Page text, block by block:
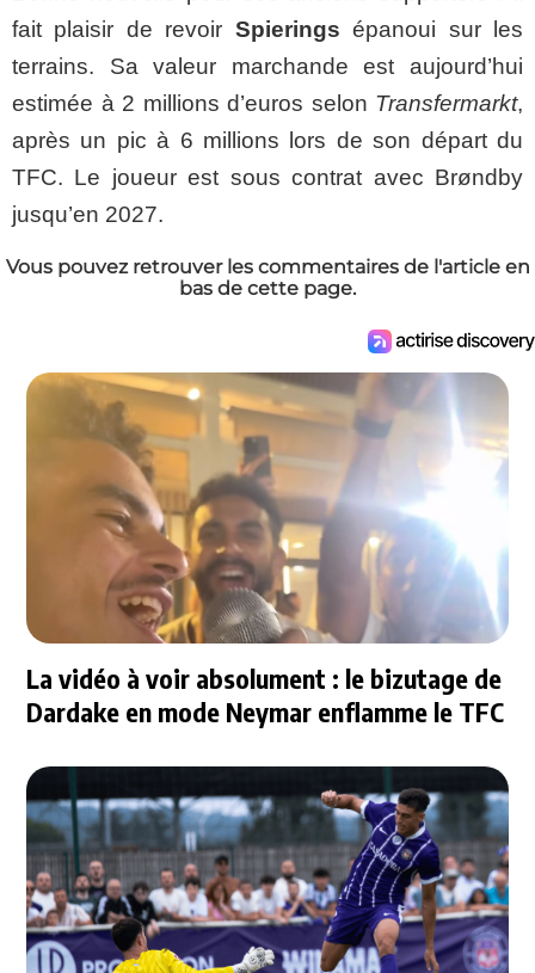
fait plaisir de revoir Spierings épanoui sur les
terrains. Sa valeur marchande est aujourd’hui
estimée à 2 millions d’euros selon Transfermarkt,
après un pic à 6 millions lors de son départ du
TFC. Le joueur est sous contrat avec Brøndby
jusqu’en 2027.
Vous pouvez retrouver les commentaires de l'article en
bas de cette page.
La vidéo à voir absolument : le bizutage de
Dardake en mode Neymar enflamme le TFC